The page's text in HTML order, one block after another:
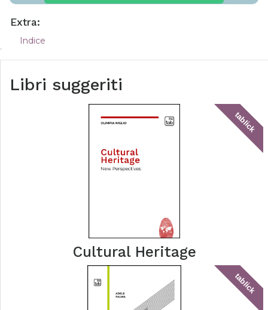
Extra:
Indice
Libri suggeriti
tablick
Cultural Heritage
tablick